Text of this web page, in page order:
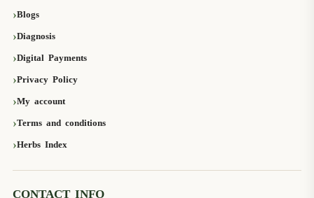
Blogs
Diagnosis
Digital Payments
Privacy Policy
My account
Terms and conditions
Herbs Index
CONTACT INFO